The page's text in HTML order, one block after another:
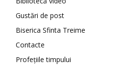
Gustări de post
Biserica Sfinta Treime
Contacte
Profețiile timpului